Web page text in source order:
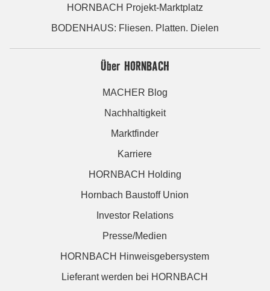
HORNBACH Projekt-Marktplatz
BODENHAUS: Fliesen. Platten. Dielen
Über HORNBACH
MACHER Blog
Nachhaltigkeit
Marktfinder
Karriere
HORNBACH Holding
Hornbach Baustoff Union
Investor Relations
Presse/Medien
HORNBACH Hinweisgebersystem
Lieferant werden bei HORNBACH